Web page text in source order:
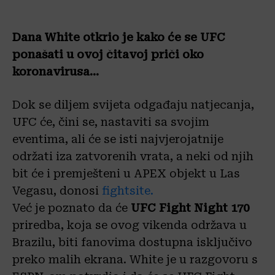
Dana White otkrio je kako će se UFC
ponašati u ovoj čitavoj priči oko
koronavirusa…
Dok se diljem svijeta odgađaju natjecanja,
UFC će, čini se, nastaviti sa svojim
eventima, ali će se isti najvjerojatnije
održati iza zatvorenih vrata, a neki od njih
bit će i premješteni u APEX objekt u Las
Vegasu, donosi fightsite.
Već je poznato da će UFC Fight Night 170
priredba, koja se ovog vikenda održava u
Brazilu, biti fanovima dostupna isključivo
preko malih ekrana. White je u razgovoru s